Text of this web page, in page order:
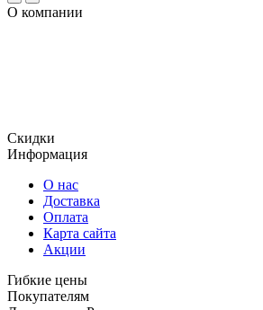
О компании
Скидки
Информация
О нас
Доставка
Оплата
Карта сайта
Акции
Гибкие цены
Покупателям